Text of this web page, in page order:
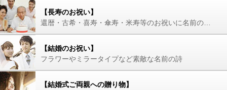
【長寿のお祝い】
【結婚のお祝い】
フラワーやミラータイプなど素敵な名前の詩
【結婚式ご両親への贈り物】